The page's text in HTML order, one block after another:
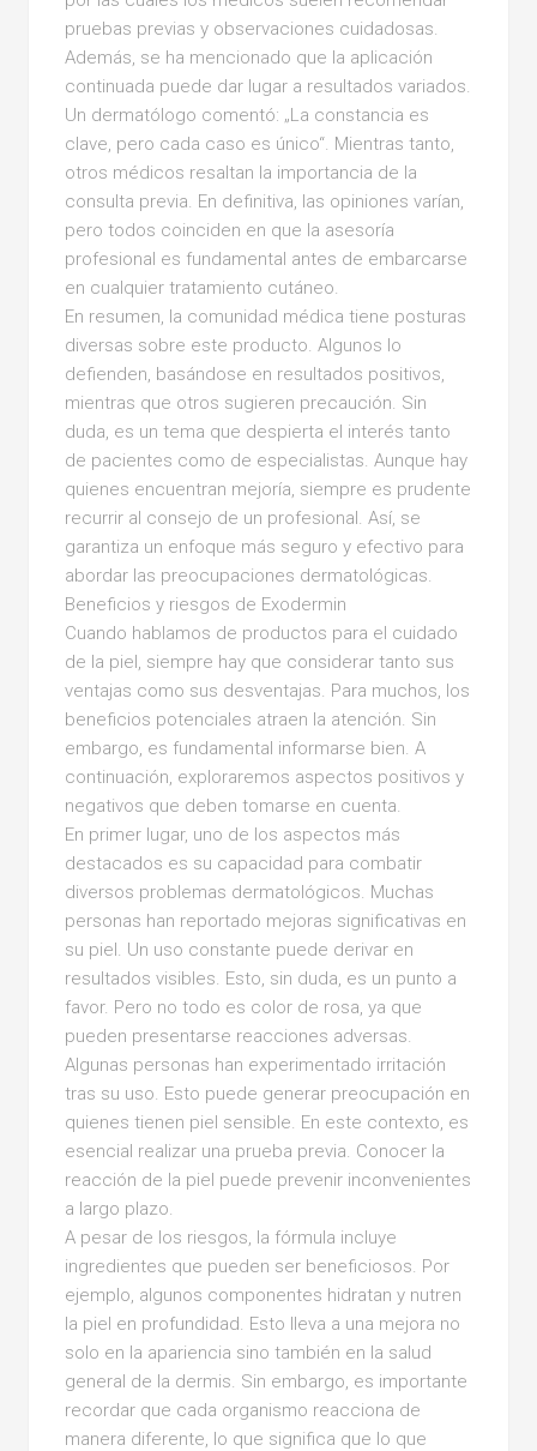
pruebas previas y observaciones cuidadosas.
Además, se ha mencionado que la aplicación
continuada puede dar lugar a resultados variados.
Un dermatólogo comentó: „La constancia es
clave, pero cada caso es único“. Mientras tanto,
otros médicos resaltan la importancia de la
consulta previa. En definitiva, las opiniones varían,
pero todos coinciden en que la asesoría
profesional es fundamental antes de embarcarse
en cualquier tratamiento cutáneo.
En resumen, la comunidad médica tiene posturas
diversas sobre este producto. Algunos lo
defienden, basándose en resultados positivos,
mientras que otros sugieren precaución. Sin
duda, es un tema que despierta el interés tanto
de pacientes como de especialistas. Aunque hay
quienes encuentran mejoría, siempre es prudente
recurrir al consejo de un profesional. Así, se
garantiza un enfoque más seguro y efectivo para
abordar las preocupaciones dermatológicas.
Beneficios y riesgos de Exodermin
Cuando hablamos de productos para el cuidado
de la piel, siempre hay que considerar tanto sus
ventajas como sus desventajas. Para muchos, los
beneficios potenciales atraen la atención. Sin
embargo, es fundamental informarse bien. A
continuación, exploraremos aspectos positivos y
negativos que deben tomarse en cuenta.
En primer lugar, uno de los aspectos más
destacados es su capacidad para combatir
diversos problemas dermatológicos. Muchas
personas han reportado mejoras significativas en
su piel. Un uso constante puede derivar en
resultados visibles. Esto, sin duda, es un punto a
favor. Pero no todo es color de rosa, ya que
pueden presentarse reacciones adversas.
Algunas personas han experimentado irritación
tras su uso. Esto puede generar preocupación en
quienes tienen piel sensible. En este contexto, es
esencial realizar una prueba previa. Conocer la
reacción de la piel puede prevenir inconvenientes
a largo plazo.
A pesar de los riesgos, la fórmula incluye
ingredientes que pueden ser beneficiosos. Por
ejemplo, algunos componentes hidratan y nutren
la piel en profundidad. Esto lleva a una mejora no
solo en la apariencia sino también en la salud
general de la dermis. Sin embargo, es importante
recordar que cada organismo reacciona de
manera diferente, lo que significa que lo que